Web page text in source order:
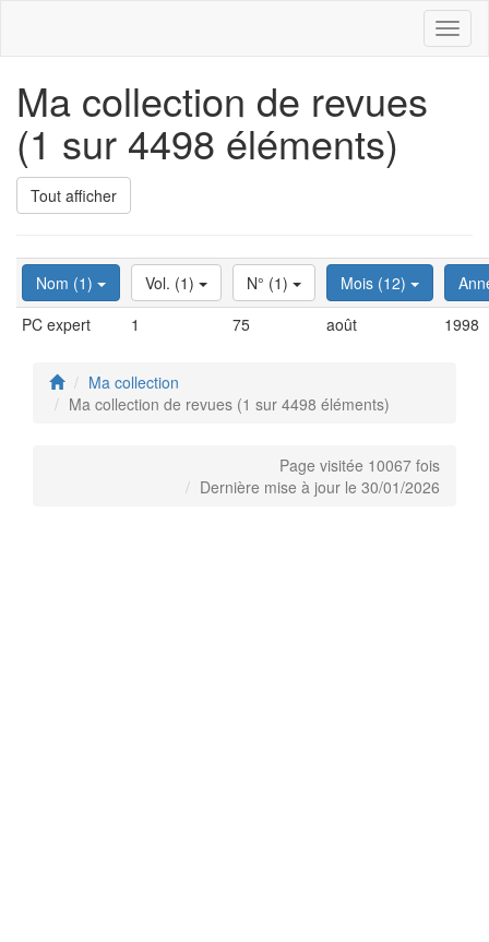
Ma collection de revues
(1 sur 4498 éléments)
Tout afficher
Nom (1) Vol. (1) N° (1) Mois (12)
PC expert
1 75 août 1998
Ma collection
Ma collection de revues (1 sur 4498 éléments)
Page visitée 10067 fois
Dernière mise à jour le 30/01/2026